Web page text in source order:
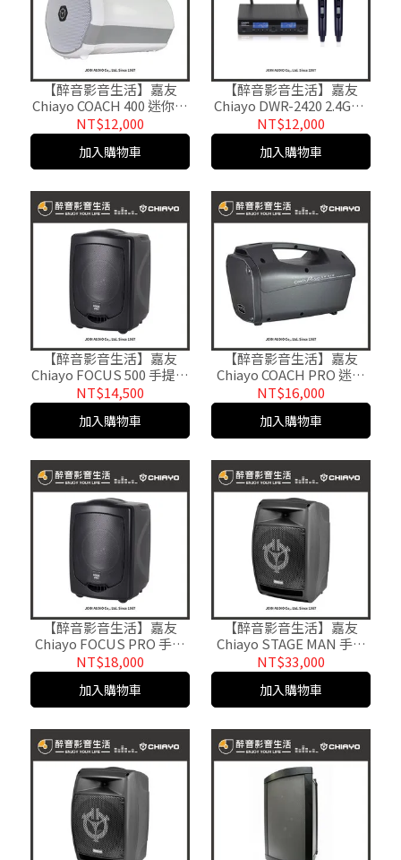
【醉音影音生活】嘉友
Chiayo COACH 400 迷你手
提式多功能無線擴音
機.USB/SD卡.原廠公司貨
NT$12,000
加入購物車
【醉音影音生活】嘉友
Chiayo DWR-2420 2.4GHz
雙頻自動對頻接收機+手握
無線麥克風x2.公司貨
NT$12,000
加入購物車
【醉音影音生活】嘉友
Chiayo FOCUS 500 手提式
多功能無線擴音
機.USB/SD卡/藍牙.原廠公
司貨
NT$14,500
加入購物車
【醉音影音生活】嘉友
Chiayo COACH PRO 迷你
手提式多功能無線擴音
機.USB/SD卡.原廠公司貨
NT$16,000
加入購物車
【醉音影音生活】嘉友
Chiayo FOCUS PRO 手提
式多功能無線擴音
機.USB/SD卡/藍牙.原廠公
司貨
NT$18,000
加入購物車
【醉音影音生活】嘉友
Chiayo STAGE MAN 手提
式多功能無線混音擴音
機.USB/SD卡/藍牙.原廠公
司貨
NT$33,000
加入購物車